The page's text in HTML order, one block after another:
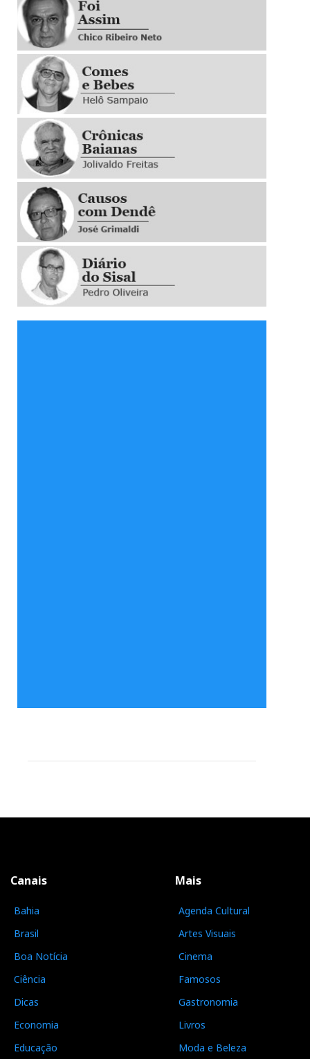
Canais
Bahia
Brasil
Boa Notícia
Ciência
Dicas
Economia
Educação
Mais
Agenda Cultural
Artes Visuais
Cinema
Famosos
Gastronomia
Livros
Moda e Beleza